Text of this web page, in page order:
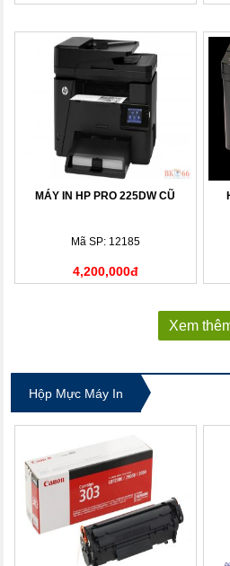
MÁY IN HP PRO 225DW CŨ
Mã SP: 12185
4,200,000đ
Xem
Hộp Mực Máy In